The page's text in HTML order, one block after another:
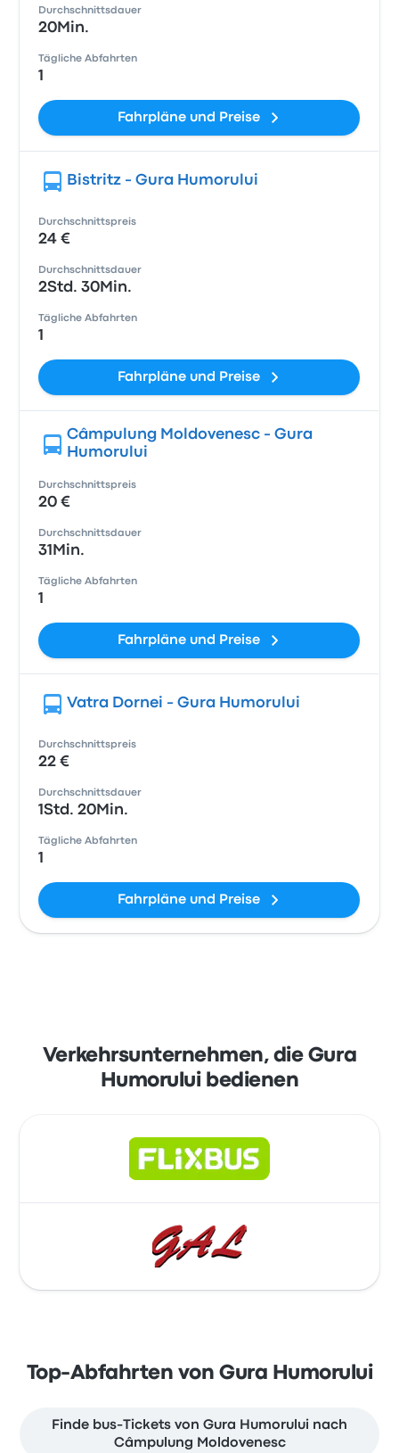
Durchschnittsdauer
20Min.
Tägliche Abfahrten
1
Fahrpläne und Preise
Bistritz - Gura Humorului
Durchschnittspreis
24 €
Durchschnittsdauer
2Std. 30Min.
Tägliche Abfahrten
1
Fahrpläne und Preise
Câmpulung Moldovenesc - Gura
Humorului
Durchschnittspreis
20 €
Durchschnittsdauer
31Min.
Tägliche Abfahrten
1
Fahrpläne und Preise
Vatra Dornei - Gura Humorului
Durchschnittspreis
22 €
Durchschnittsdauer
1Std. 20Min.
Tägliche Abfahrten
1
Fahrpläne und Preise
Verkehrsunternehmen, die Gura
Humorului bedienen
Top-Abfahrten von Gura Humorului
Finde bus-Tickets von Gura Humorului nach
Câmpulung Moldovenesc